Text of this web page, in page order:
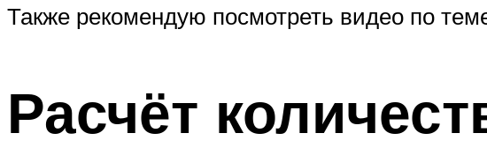
Также рекомендую посмотреть видео по
Расчёт